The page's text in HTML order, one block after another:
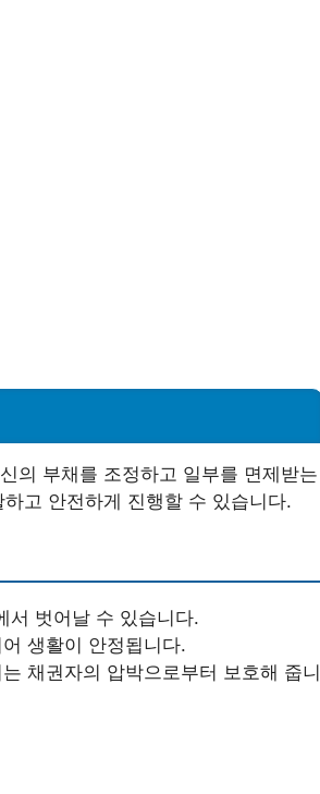
의 부채를 조정하고 일부를 면제받는
고 안전하게 진행할 수 있습니다.
서 벗어날 수 있습니다.
생활이 안정됩니다.
채권자의 압박으로부터 보호해 줍니